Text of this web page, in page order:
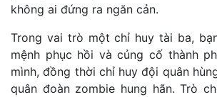
không ai đứng ra ngăn cản.
Trong vai trò một chỉ huy tài ba,
mệnh phục hồi và củng cố thành
mình, đồng thời chỉ huy đội quân
quân đoàn zombie hung hãn. Trò